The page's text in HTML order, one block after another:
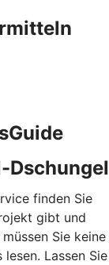
Dschungel
finden Sie
gibt und
Sie keine
Lassen Sie